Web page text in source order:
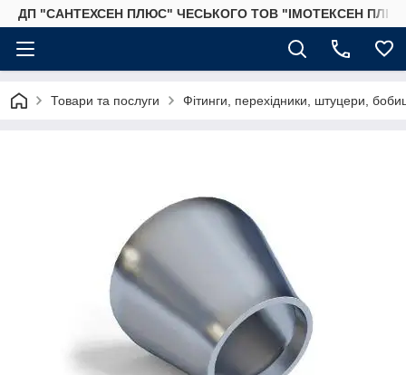
ДП "САНТЕХСЕН ПЛЮС" ЧЕСЬКОГО ТОВ "ІМОТЕКСЕН
Товари та послуги Фітинги, перехідники, штуцери,